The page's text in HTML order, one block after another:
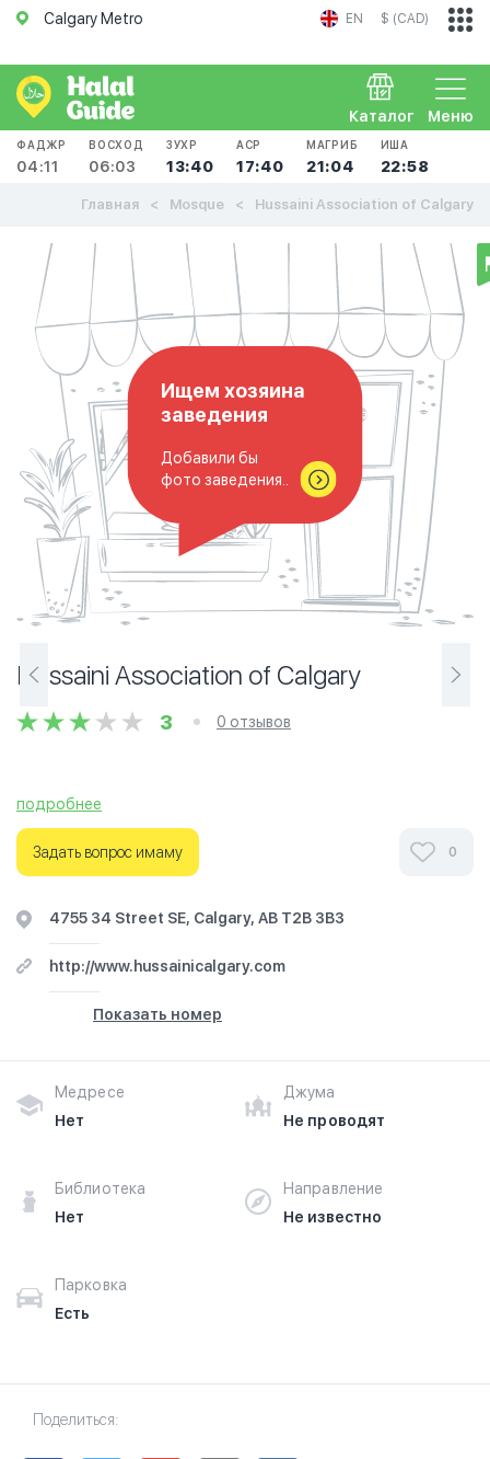
Calgary Metro EN $ (CAD)
Меню
Каталог
ФАДЖР
04:11
ВОСХОД
06:03
ЗУХР
13:40
АСР
17:40
МАГРИБ
21:04
ИША
22:58
Главная Mosque Hussaini Association of Calgary
Ищем хозяина
заведения
Добавили бы
фото заведения..
Hussaini Association of Calgary
3 0 отзывов
подробнее
Задать вопрос имаму 0
4755 34 Street SE, Calgary, AB T2B 3B3
http://www.hussainicalgary.com
Показать номер
Медресе
Нет
Джума
Не проводят
Библиотека
Нет
Направление
Не известно
Парковка
Есть
Поделиться: